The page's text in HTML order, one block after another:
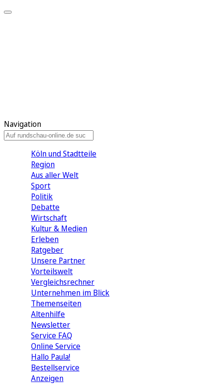
Navigation
Köln und Stadtteile
Region
Aus aller Welt
Sport
Politik
Debatte
Wirtschaft
Kultur & Medien
Erleben
Ratgeber
Unsere Partner
Vorteilswelt
Vergleichsrechner
Unternehmen im Blick
Themenseiten
Altenhilfe
Newsletter
Service FAQ
Online Service
Hallo Paula!
Bestellservice
Anzeigen